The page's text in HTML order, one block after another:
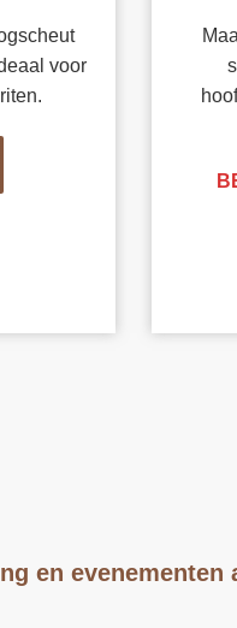
voor
en evenementen